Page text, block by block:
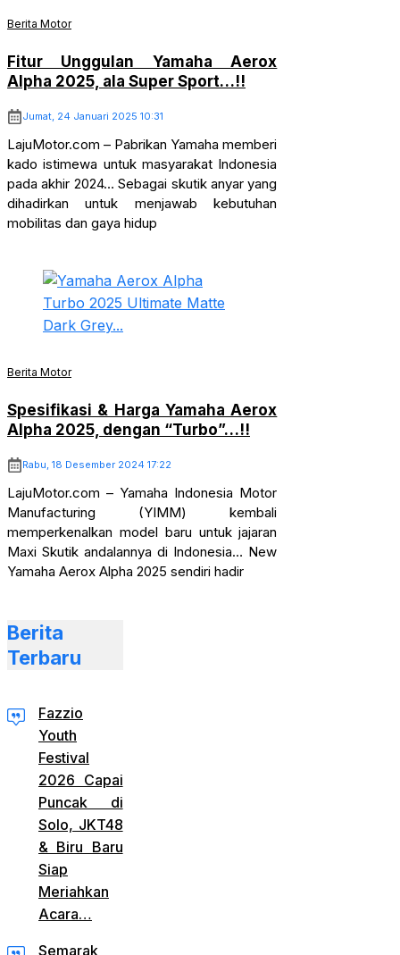
Berita Motor
Fitur Unggulan Yamaha Aerox
Alpha 2025, ala Super Sport…!!
Jumat, 24 Januari 2025 10:31
LajuMotor.com – Pabrikan Yamaha memberi
kado istimewa untuk masyarakat Indonesia
pada akhir 2024… Sebagai skutik anyar yang
dihadirkan untuk menjawab kebutuhan
mobilitas dan gaya hidup
Berita Motor
Spesifikasi & Harga Yamaha Aerox
Alpha 2025, dengan “Turbo”…!!
Rabu, 18 Desember 2024 17:22
LajuMotor.com – Yamaha Indonesia Motor
Manufacturing (YIMM) kembali
memperkenalkan model baru untuk jajaran
Maxi Skutik andalannya di Indonesia… New
Yamaha Aerox Alpha 2025 sendiri hadir
Berita
Terbaru
Fazzio
Youth
Festival
2026 Capai
Puncak di
Solo, JKT48
& Biru Baru
Siap
Meriahkan
Acara…
Semarak